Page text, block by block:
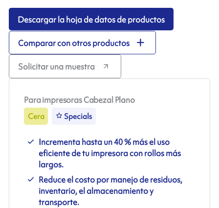
Descargar la hoja de datos de productos
Comparar con otros productos
Solicitar una muestra
Para impresoras Cabezal Plano
Cera Specials
Incrementa hasta un 40 % más el uso
eficiente de tu impresora con rollos más
largos.
Reduce el costo por manejo de residuos,
inventario, el almacenamiento y
transporte.